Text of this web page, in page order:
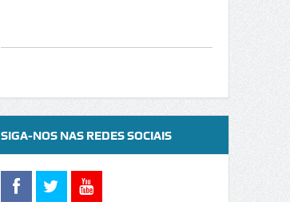
SIGA-NOS NAS REDES SOCIAIS